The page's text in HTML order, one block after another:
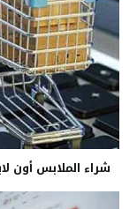
شراء الملابس أون